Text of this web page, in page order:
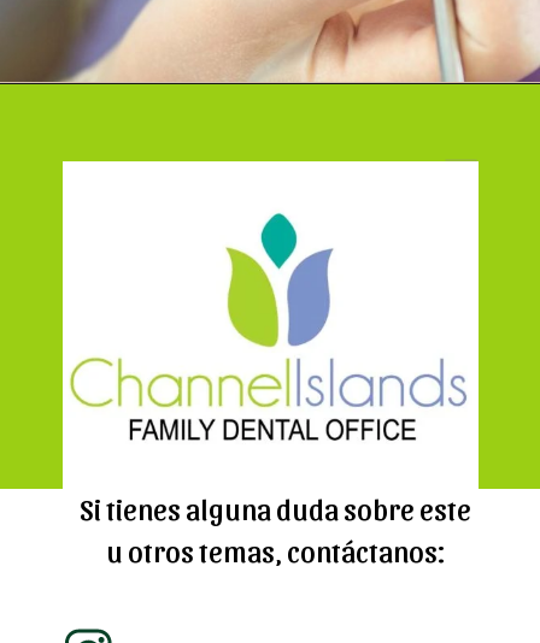
Si tienes alguna duda sobre este
u otros temas, contáctanos: